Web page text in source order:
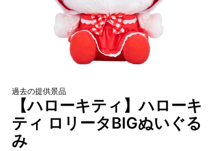
過去の提供景品
【ハローキティ】ハローキ
ティ ロリータBIGぬいぐる
み